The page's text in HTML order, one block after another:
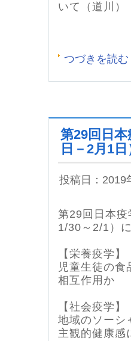
いて（道川）
つづきを読む
第29回日
日－2月1日
投稿日：2019
第29回日本
1/30～2/1）
【栄養疫学】
児童生徒の
相互作用か
【社会疫学】
地域のソーシ
主観的健康感